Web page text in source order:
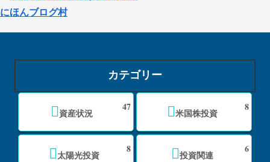
にほんブログ村
カテゴリー
資産状況
47
米国株投資
8
太陽光投資
8
投資関連
6